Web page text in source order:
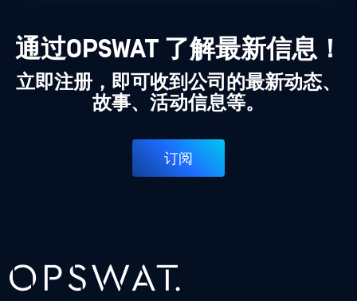
通过OPSWAT 了解最新信息！
立即注册，即可收到公司的最新动态、
故事、活动信息等。
订阅